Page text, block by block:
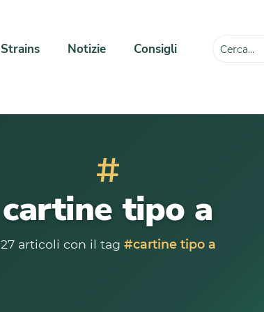
Strains Notizie Consigli 💸
#
cartine tipo a
27 articoli con il tag #cartine tipo a